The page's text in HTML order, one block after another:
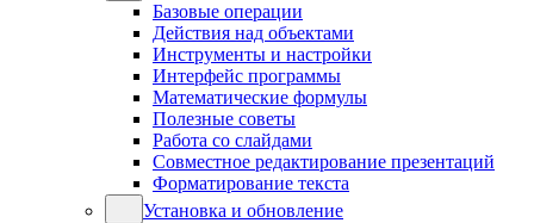
Базовые операции
Действия над объектами
Инструменты и настройки
Интерфейс программы
Математические формулы
Полезные советы
Работа со слайдами
Совместное редактирование презентаций
Форматирование текста
Установка и обновление